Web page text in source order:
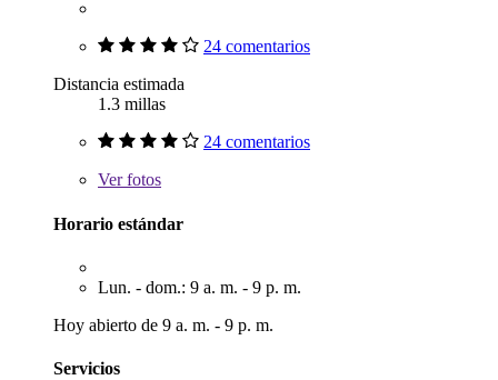
24 comentarios
Distancia estimada
1.3 millas
24 comentarios
Verfotos
Horario estándar
Lun. - dom.: 9 a. m. - 9 p. m.
Hoy abierto de 9 a. m. - 9 p. m.
Servicios